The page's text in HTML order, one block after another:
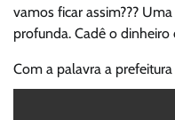
vamos ficar assim???
profunda. Cadê o dinheiro
Com a palavra a